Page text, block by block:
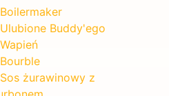
Boilermaker
Ulubione Buddy'ego
Wapień
Bourble
Sos żurawinowy z